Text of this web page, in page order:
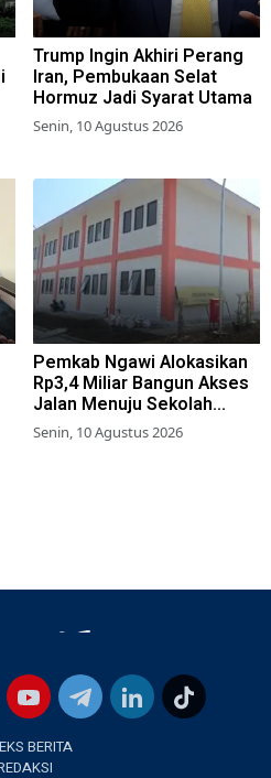
Trump Ingin Akhiri Perang
Iran, Pembukaan Selat
Hormuz Jadi Syarat Utama
Senin, 10 Agustus 2026
Pemkab Ngawi Alokasikan
Rp3,4 Miliar Bangun Akses
Jalan Menuju Sekolah
Rakyat Terintegrasi
Senin, 10 Agustus 2026
BERITA